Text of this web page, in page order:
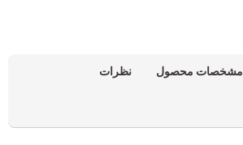
مشخصات محصول نظرات